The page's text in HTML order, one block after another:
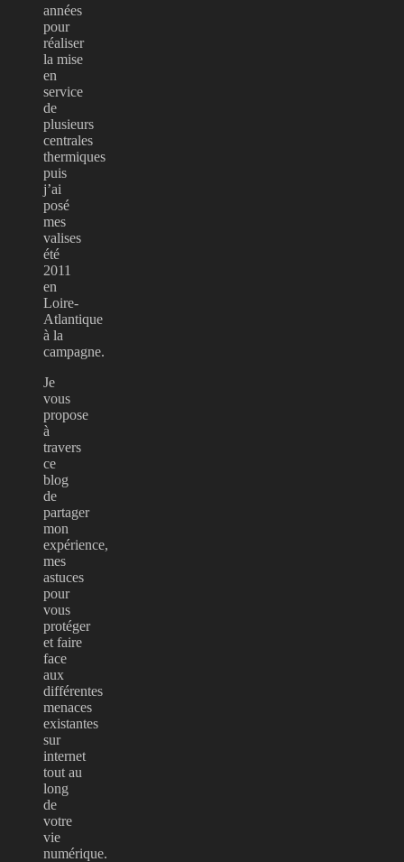
années
pour
réaliser
la mise
en
service
de
plusieurs
centrales
thermiques
puis
j’ai
posé
mes
valises
été
2011
en
Loire-
Atlantique
à la
campagne.
Je
vous
propose
à
travers
ce
blog
de
partager
mon
expérience,
mes
astuces
pour
vous
protéger
et faire
face
aux
différentes
menaces
existantes
sur
internet
tout au
long
de
votre
vie
numérique.